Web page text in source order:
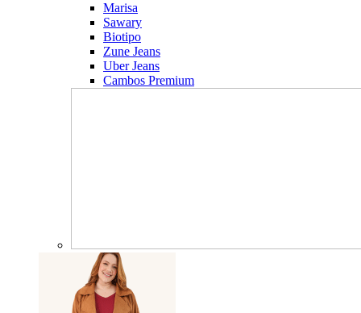
Marisa
Sawary
Biotipo
Zune Jeans
Uber Jeans
Cambos Premium